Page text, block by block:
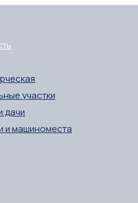
участки
дачи
и машиноместа